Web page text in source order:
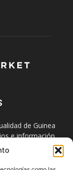
de Guinea
e información